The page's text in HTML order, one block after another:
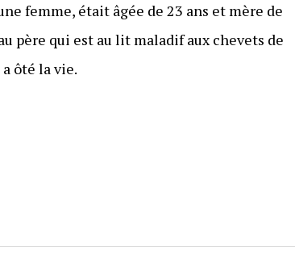
femme, était âgée de 23 ans et mère de
père qui est au lit maladif aux chevets de
ôté la vie.